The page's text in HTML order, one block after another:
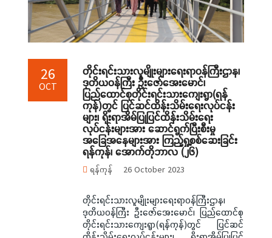
26
OCT
တိုင်းရင်းသားလူမျိုးများရေးရာဝန်ကြီးဌာန၊
ဒုတိယဝန်ကြီး ဦးဇော်အေးမောင်၊
ပြည်ထောင်စုတိုင်းရင်းသားကျေးရွာ(ရန်
ကုန်)တွင် ပြင်ဆင်ထိန်းသိမ်းရေးလုပ်ငန်း
များ၊ ရိုးရာအိမ်ပြုပြင်ထိန်းသိမ်းရေး
လုပ်ငန်းများအား ဆောင်ရွက်ပြီးစီးမှု
အခြေအနေများအား ကြည့်ရှု့စစ်ဆေးခြင်း
ရန်ကုန်၊ အောက်တိုဘာလ (၂၆)
ရန်ကုန် 26 October 2023
တိုင်းရင်းသားလူမျိုးများရေးရာဝန်ကြီးဌာန၊
ဒုတိယဝန်ကြီး ဦးဇော်အေးမောင်၊ ပြည်ထောင်စု
တိုင်းရင်းသားကျေးရွာ(ရန်ကုန်)တွင် ပြင်ဆင်